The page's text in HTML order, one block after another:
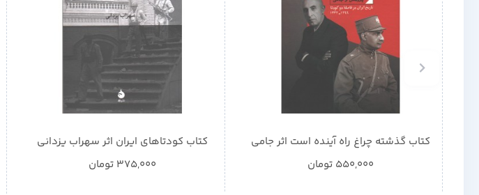
کتاب گذشته چراغ راه آینده است اثر جامی
550,000 تومان
کتاب کودتاهای ایران اثر سهراب یزدانی
375,000 تومان